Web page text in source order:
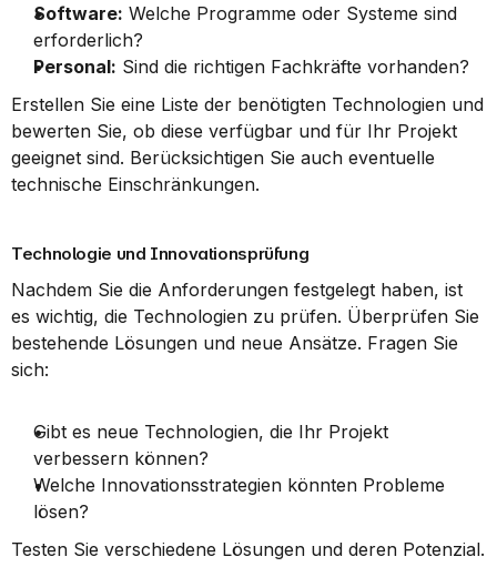
Software: Welche Programme oder Systeme sind
erforderlich?
Personal: Sind die richtigen Fachkräfte vorhanden?
Erstellen Sie eine Liste der benötigten Technologien und
bewerten Sie, ob diese verfügbar und für Ihr Projekt
geeignet sind. Berücksichtigen Sie auch eventuelle
technische Einschränkungen.
Technologie und Innovationsprüfung
Nachdem Sie die Anforderungen festgelegt haben, ist
es wichtig, die Technologien zu prüfen. Überprüfen Sie
bestehende Lösungen und neue Ansätze. Fragen Sie
sich:
Gibt es neue Technologien, die Ihr Projekt
verbessern können?
Welche Innovationsstrategien könnten Probleme
lösen?
Testen Sie verschiedene Lösungen und deren Potenzial.